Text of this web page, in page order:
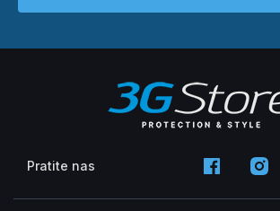
Pratite nas